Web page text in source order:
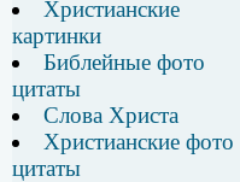
Христианские
картинки
Библейные фото
цитаты
Слова Христа
Христианские фото
цитаты